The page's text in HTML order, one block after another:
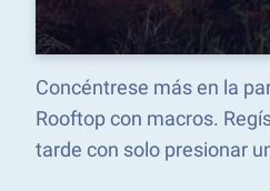
Concéntrese más en la
Rooftop con macros.
tarde con solo presionar